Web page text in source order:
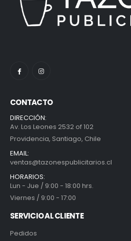
CONTACTO
DIRECCIÓN:
Av. Los Leones 2532 of 102
Providencia, Santiago, Chile
EMAIL:
ventas@tazonespublicitarios.cl
HORARIOS:
Lun - Jue / 9:00 - 18:00 hrs.
Viernes / 9:00 - 17:00
SERVICIO AL CLIENTE
Pedidos